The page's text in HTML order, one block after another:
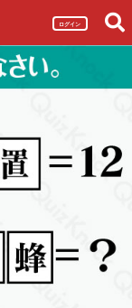
ログイン